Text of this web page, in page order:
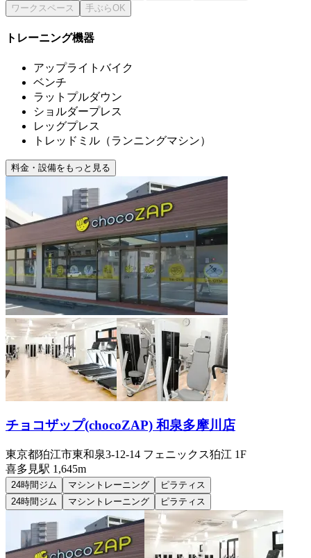
トレーニング機器
アップライトバイク
ベンチ
ラットプルダウン
ショルダープレス
レッグプレス
トレッドミル（ランニングマシン）
料金・設備をもっと見る
チョコザップ(chocoZAP) 和泉多摩川店
東京都狛江市東和泉3-12-14 フェニックス狛江 1F
喜多見駅 1,645m
24時間ジム マシントレーニング
ピラティス
24時間ジム
マシントレーニング ピラティス